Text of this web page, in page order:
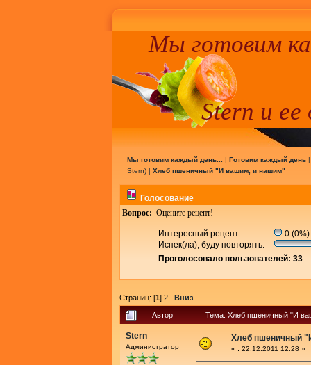
Мы готовим
Stern и ее
Мы готовим каждый день... | Готовим каждый день
Stern) | Хлеб пшеничный "И вашим, и нашим"
Голосование
Вопрос: Оцените рецепт!
Интересный рецепт.
0 (0%)
Испек(ла), буду повторять.
Проголосовало пользователей: 33
Страниц: [1] 2 Вниз
Автор Тема: Хлеб пшеничный "И
Stern
Администратор
Хлеб пшеничный
« : 22.12.2011 12:28 »